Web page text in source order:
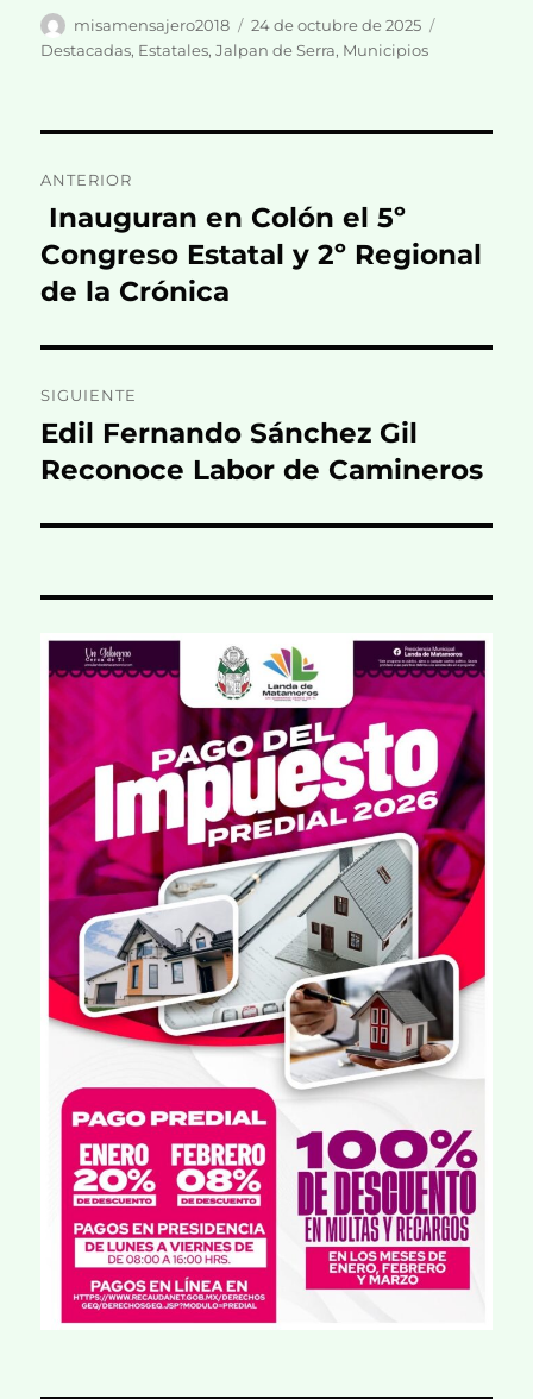
Autor
misamensajero2018
Publicado
el
24 de octubre de 2025
Destacadas, Estatales,Jalpan de Serra, Municipios
de
entradas
ANTERIOR
Entrada
anterior:
Inauguran en Colón el 5º
Congreso Estatal y 2º Regional
de la Crónica
SIGUIENTE
Entrada
siguiente:
Edil Fernando Sánchez Gil
Reconoce Labor de Camineros